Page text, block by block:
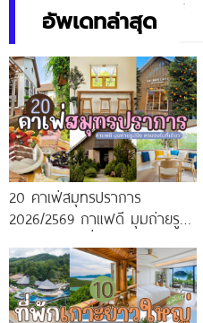
อัพเดทล่าสุด
20 คาเฟ่สมุทรปราการ
2026/2569 กาแฟดี มุมถ่ายรูป